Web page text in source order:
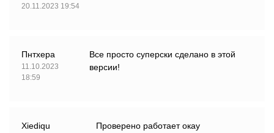
20.11.2023 19:54
Пнтхера
11.10.2023
18:59
Все просто суперски сделано в этой
версии!
Xiediqu
Проверено работает окау